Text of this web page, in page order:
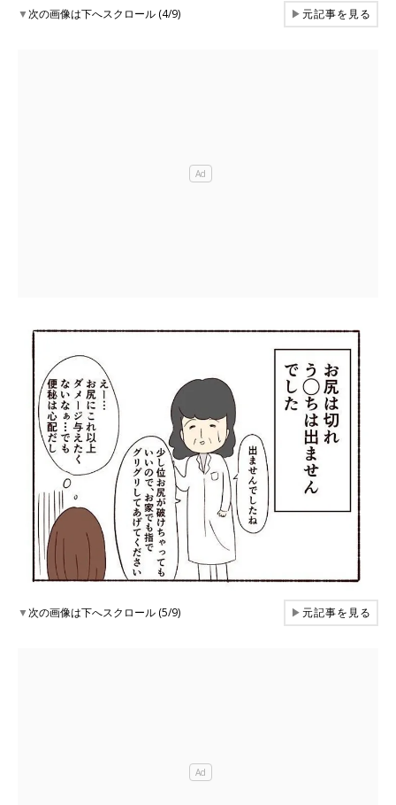
▼次の画像は下へスクロール (4/9) ▶元記事を見る
▼次の画像は下へスクロール (5/9) ▶元記事を見る